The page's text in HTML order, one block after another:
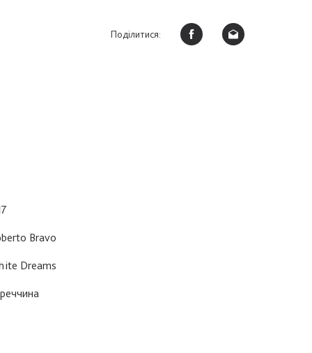
Поділитися:
Bravo
Dreams